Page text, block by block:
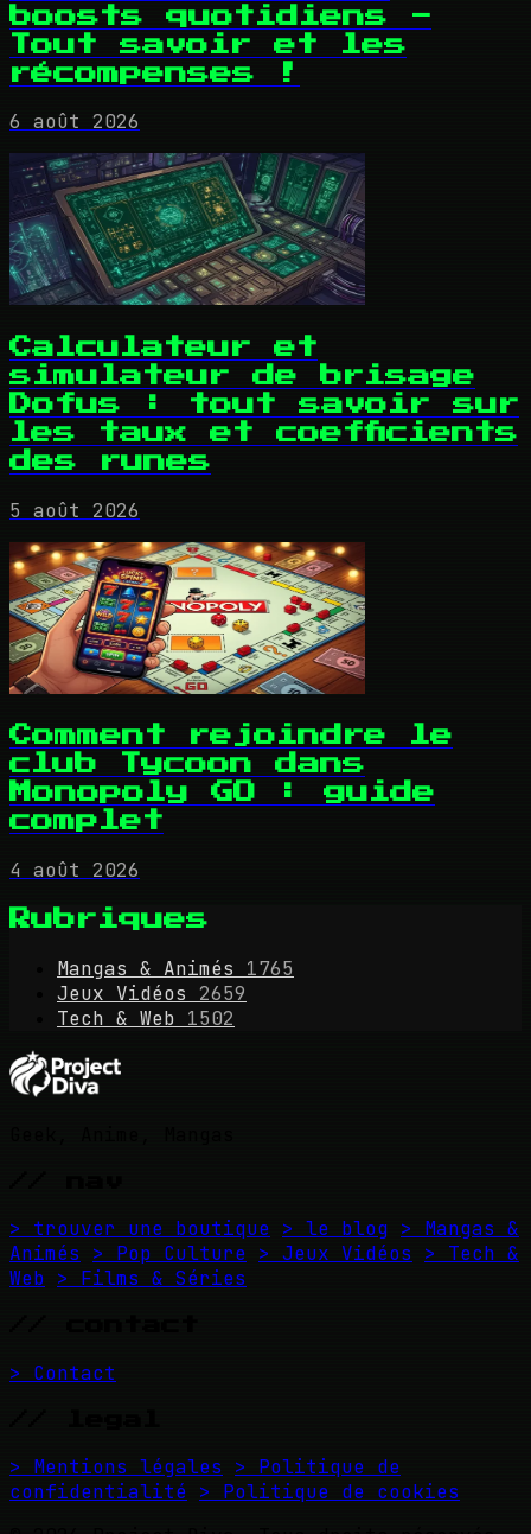
boosts quotidiens -
Tout savoir et les
récompenses !
6 août 2026
Calculateur et
simulateur de brisage
Dofus : tout savoir sur
les taux et coefficients
des runes
5 août 2026
Comment rejoindre le
club Tycoon dans
Monopoly GO : guide
complet
4 août 2026
Rubriques
Mangas & Animés
1765
Jeux Vidéos
2659
Tech & Web 1502
> trouver une boutique > le blog > Mangas &
Animés
> Pop Culture > Jeux Vidéos
> Tech &
Web > Films & Séries
> Contact
> Mentions légales
> Politique de
confidentialité > Politique de cookies